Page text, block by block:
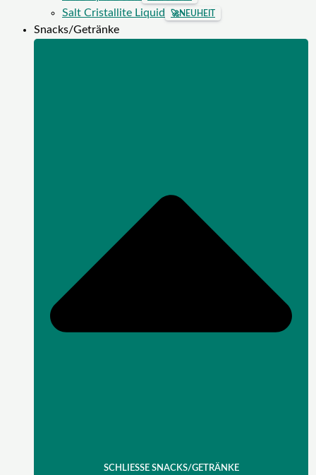
Salt Cristallite Liquid 🚀NEUHEIT
Snacks/Getränke
SCHLIESSE SNACKS/GETRÄNKE